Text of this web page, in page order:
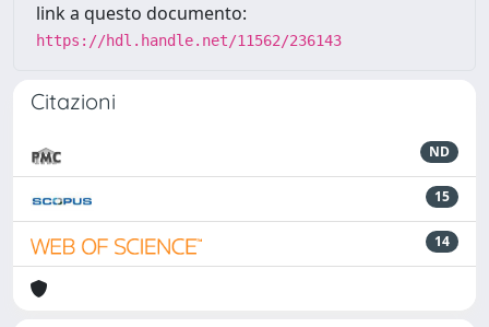
link a questo documento:
https://hdl.handle.net/11562/236143
Citazioni
ND
15
14